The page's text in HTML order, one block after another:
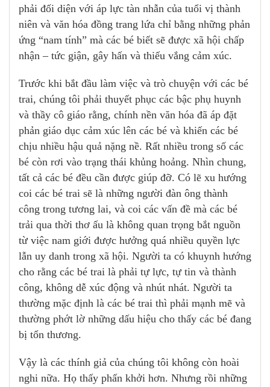
phải đối diện với áp lực tàn nhẫn của tuổi vị thành
niên và văn hóa đồng trang lứa chỉ bằng những phản
ứng “nam tính” mà các bé biết sẽ được xã hội chấp
nhận – tức giận, gây hấn và thiếu vắng cảm xúc.
Trước khi bắt đầu làm việc và trò chuyện với các bé
trai, chúng tôi phải thuyết phục các bậc phụ huynh
và thầy cô giáo rằng, chính nền văn hóa đã áp đặt
phản giáo dục cảm xúc lên các bé và khiến các bé
chịu nhiều hậu quả nặng nề. Rất nhiều trong số các
bé còn rơi vào trạng thái khủng hoảng. Nhìn chung,
tất cả các bé đều cần được giúp đỡ. Có lẽ xu hướng
coi các bé trai sẽ là những người đàn ông thành
công trong tương lai, và coi các vấn đề mà các bé
trải qua thời thơ ấu là không quan trọng bắt nguồn
từ việc nam giới được hưởng quá nhiều quyền lực
lẫn uy danh trong xã hội. Người ta có khuynh hướng
cho rằng các bé trai là phải tự lực, tự tin và thành
công, không dễ xúc động và nhút nhát. Người ta
thường mặc định là các bé trai thì phải mạnh mẽ và
thường phớt lờ những dấu hiệu cho thấy các bé đang
bị tổn thương.
Vậy là các thính giả của chúng tôi không còn hoài
nghi nữa. Họ thấy phấn khởi hơn. Nhưng rồi những